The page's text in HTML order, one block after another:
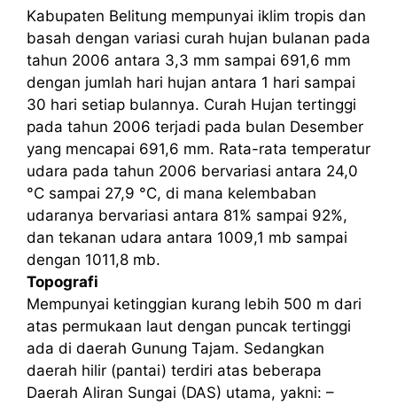
Kabupaten Belitung mempunyai iklim tropis dan
basah dengan variasi curah hujan bulanan pada
tahun 2006 antara 3,3 mm sampai 691,6 mm
dengan jumlah hari hujan antara 1 hari sampai
30 hari setiap bulannya. Curah Hujan tertinggi
pada tahun 2006 terjadi pada bulan Desember
yang mencapai 691,6 mm. Rata-rata temperatur
udara pada tahun 2006 bervariasi antara 24,0
°C sampai 27,9 °C, di mana kelembaban
udaranya bervariasi antara 81% sampai 92%,
dan tekanan udara antara 1009,1 mb sampai
dengan 1011,8 mb.
Topografi
Mempunyai ketinggian kurang lebih 500 m dari
atas permukaan laut dengan puncak tertinggi
ada di daerah Gunung Tajam. Sedangkan
daerah hilir (pantai) terdiri atas beberapa
Daerah Aliran Sungai (DAS) utama, yakni: –